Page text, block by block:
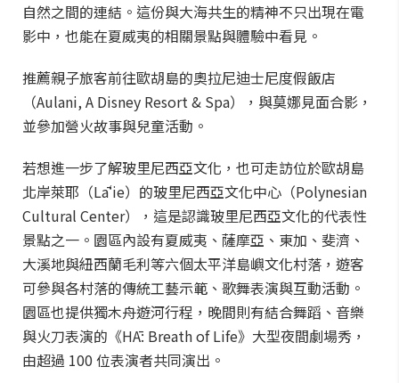
自然之間的連結。這份與大海共生的精神不只出現在電
影中，也能在夏威夷的相關景點與體驗中看見。
推薦親子旅客前往歐胡島的奧拉尼迪士尼度假飯店
（Aulani, A Disney Resort & Spa），與莫娜見面合影，
並參加營火故事與兒童活動。
若想進一步了解玻里尼西亞文化，也可走訪位於歐胡島
北岸萊耶（Lāʻie）的玻里尼西亞文化中心（Polynesian
Cultural Center），這是認識玻里尼西亞文化的代表性
景點之一。園區內設有夏威夷、薩摩亞、東加、斐濟、
大溪地與紐西蘭毛利等六個太平洋島嶼文化村落，遊客
可參與各村落的傳統工藝示範、歌舞表演與互動活動。
園區也提供獨木舟遊河行程，晚間則有結合舞蹈、音樂
與火刀表演的《HĀ: Breath of Life》大型夜間劇場秀，
由超過 100 位表演者共同演出。